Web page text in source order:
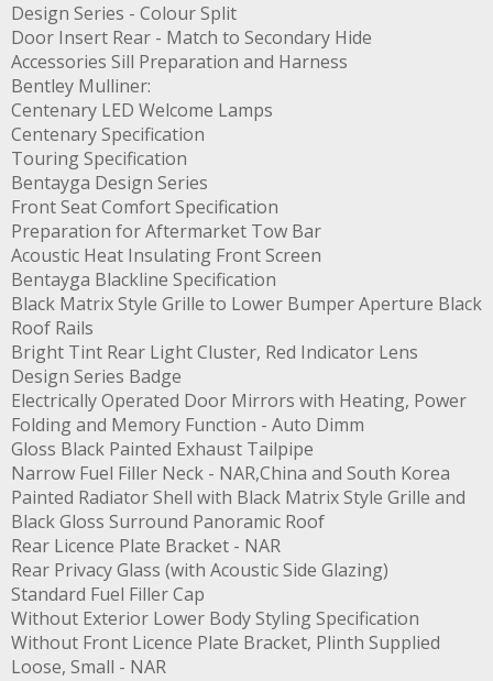
Design Series - Colour Split
Door Insert Rear - Match to Secondary Hide
Accessories Sill Preparation and Harness
Bentley Mulliner:
Centenary LED Welcome Lamps
Centenary Specification
Touring Specification
Bentayga Design Series
Front Seat Comfort Specification
Preparation for Aftermarket Tow Bar
Acoustic Heat Insulating Front Screen
Bentayga Blackline Specification
Black Matrix Style Grille to Lower Bumper Aperture Black
Roof Rails
Bright Tint Rear Light Cluster, Red Indicator Lens
Design Series Badge
Electrically Operated Door Mirrors with Heating, Power
Folding and Memory Function - Auto Dimm
Gloss Black Painted Exhaust Tailpipe
Narrow Fuel Filler Neck - NAR,China and South Korea
Painted Radiator Shell with Black Matrix Style Grille and
Black Gloss Surround Panoramic Roof
Rear Licence Plate Bracket - NAR
Rear Privacy Glass (with Acoustic Side Glazing)
Standard Fuel Filler Cap
Without Exterior Lower Body Styling Specification
Without Front Licence Plate Bracket, Plinth Supplied
Loose, Small - NAR